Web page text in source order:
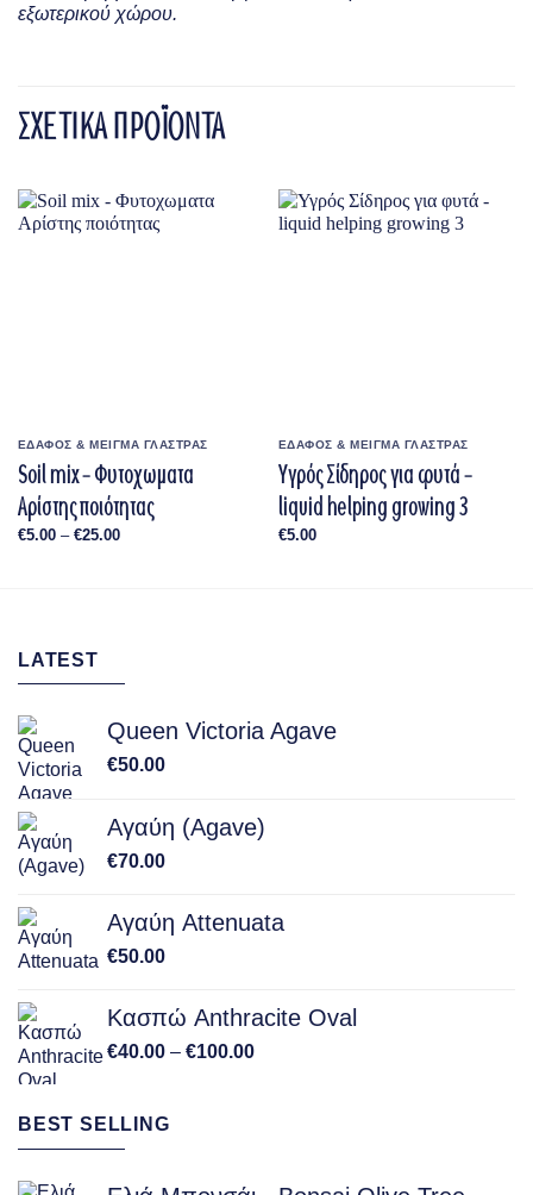
εξωτερικού χώρου.
ΣΧΕΤΙΚΑ ΠΡΟΪΟΝΤΑ
ΕΔΑΦΟΣ & ΜΕΙΓΜΑ ΓΛΑΣΤΡΑΣ
Soil mix – Φυτοχωματα
Αρίστης ποιότητας
€5.00 – €25.00Price
ΕΔΑΦΟΣ & ΜΕΙΓΜΑ ΓΛΑΣΤΡΑΣ
Υγρός Σίδηρος για φυτά –
liquid helping growing 3
€5.00
LATEST
Queen Victoria Agave
€50.00
Αγαύη (Agave)
€70.00
Αγαύη Attenuata
€50.00
Κασπώ Anthracite Oval
€40.00 – €100.00Price
BEST SELLING